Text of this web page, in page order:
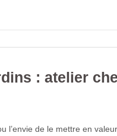
: atelier
l’envie de le mettre en valeur.